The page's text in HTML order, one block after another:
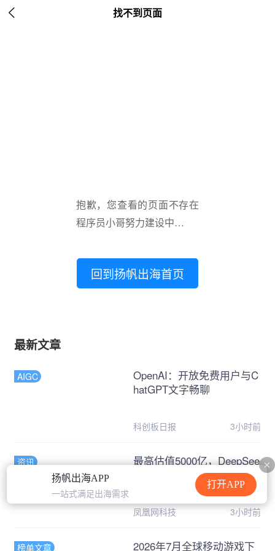
扬帆出海APP
一站式满足出海需求
打开APP
 找不到页面
抱歉，您查看的页面不存在
程序员小哥努力建设中…
回到扬帆出海首页
最新文章
AIGC
OpenAI：开放免费用户与C
hatGPT文字畅聊
科创板日报 3小时前
资讯
最高估值5000亿，DeepSee
k和Kimi被抢疯了
凤凰网科技 3小时前
榜单文章 2026年7月全球移动游戏下